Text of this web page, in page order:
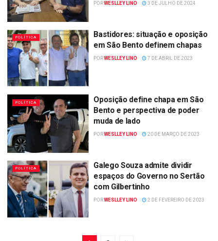
PORWESLLEY LINO 3 DE JULHO DE 2024
POLÍTICA
Bastidores: situação e oposição
em São Bento definem chapas
PORWESLLEY LINO 7 DE ABRIL DE 2023
POLÍTICA
Oposição define chapa em São
Bento e perspectiva de poder
muda de lado
PORWESLLEY LINO 20 DE MARÇO DE 2023
POLÍTICA
Galego Souza admite dividir
espaços do Governo no Sertão
com Gilbertinho
PORWESLLEY LINO 2 DE FEVEREIRO DE 2023